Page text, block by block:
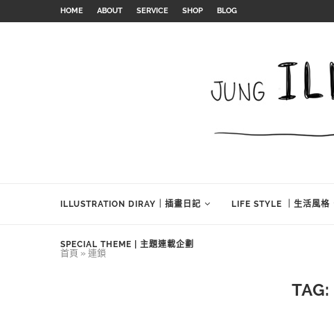
HOME ABOUT SERVICE SHOP BLOG
ILLUSTRATION DIRAY｜插畫日記 LIFE STYLE ｜生活風格
SPECIAL THEME | 主題連載企劃
首頁 » 連鎖
TAG: